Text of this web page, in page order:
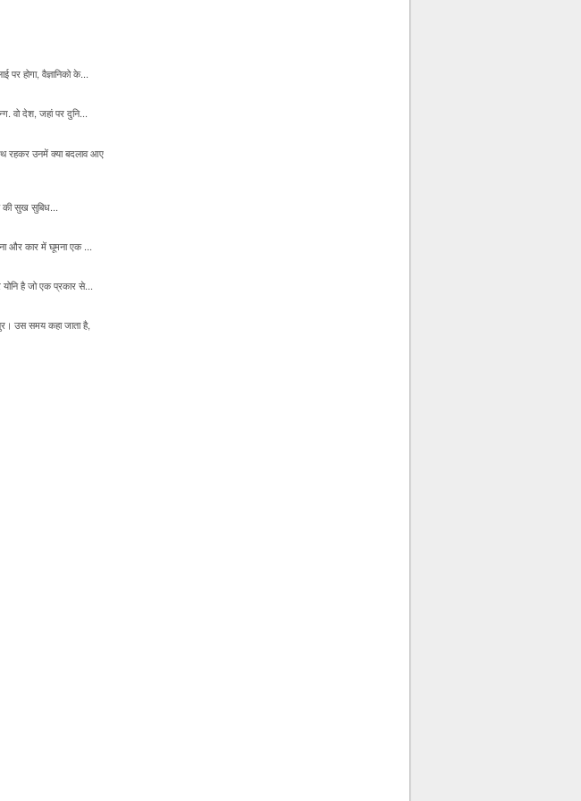
होगा, वैज्ञानिको के...
वो देश, जहां पर दुनि...
रहकर उनमें क्या बदलाव आए
की सुख सुबिध...
और कार में घूमना एक ...
है जो एक प्रकार से...
उस समय कहा जाता है,